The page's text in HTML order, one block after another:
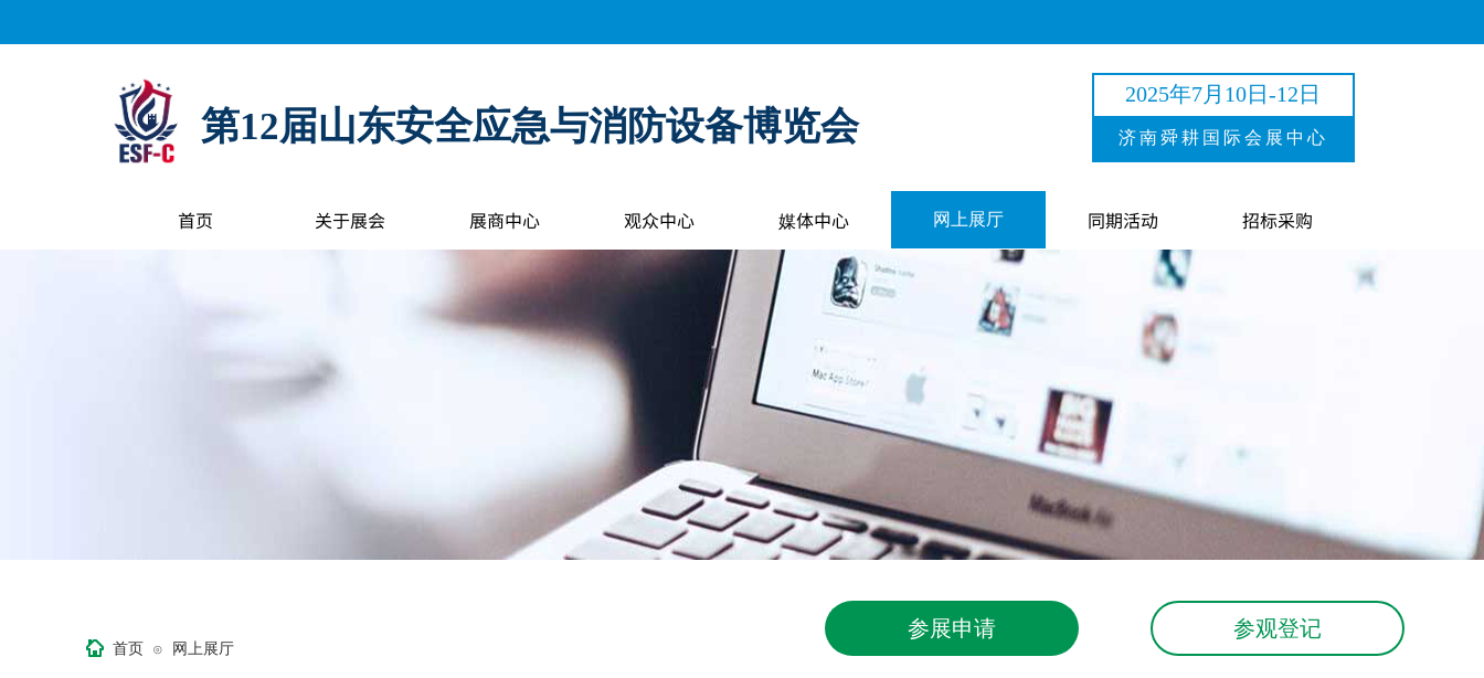
2025年7月10日-12日
第12届山东安全应急与消防设备博览会 济南舜耕国际会展中心
首页 关于展会 展商中心 观众中心 媒体中心 网上展厅 同期活动 招标采购
首页 ⊙ 网上展厅
参展申请 参观登记